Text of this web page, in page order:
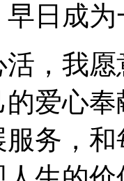
日成
，我
爱心
服务，